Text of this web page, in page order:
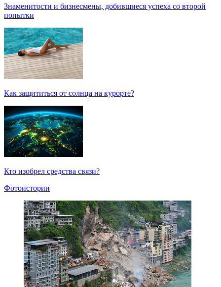
Знаменитости и бизнесмены, добившиеся успеха со второй
попытки
Как защититься от солнца на курорте?
Кто изобрел средства связи?
Фотоистории